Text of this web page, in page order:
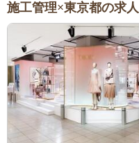
施工管理×東京都の求人